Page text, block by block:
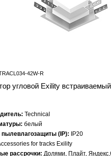
42W-R
угловой Exility
Technical
белый
пылевлагозащиты (IP):
IP20
for tracks Exility
рассрочки:Долями, Плайт,